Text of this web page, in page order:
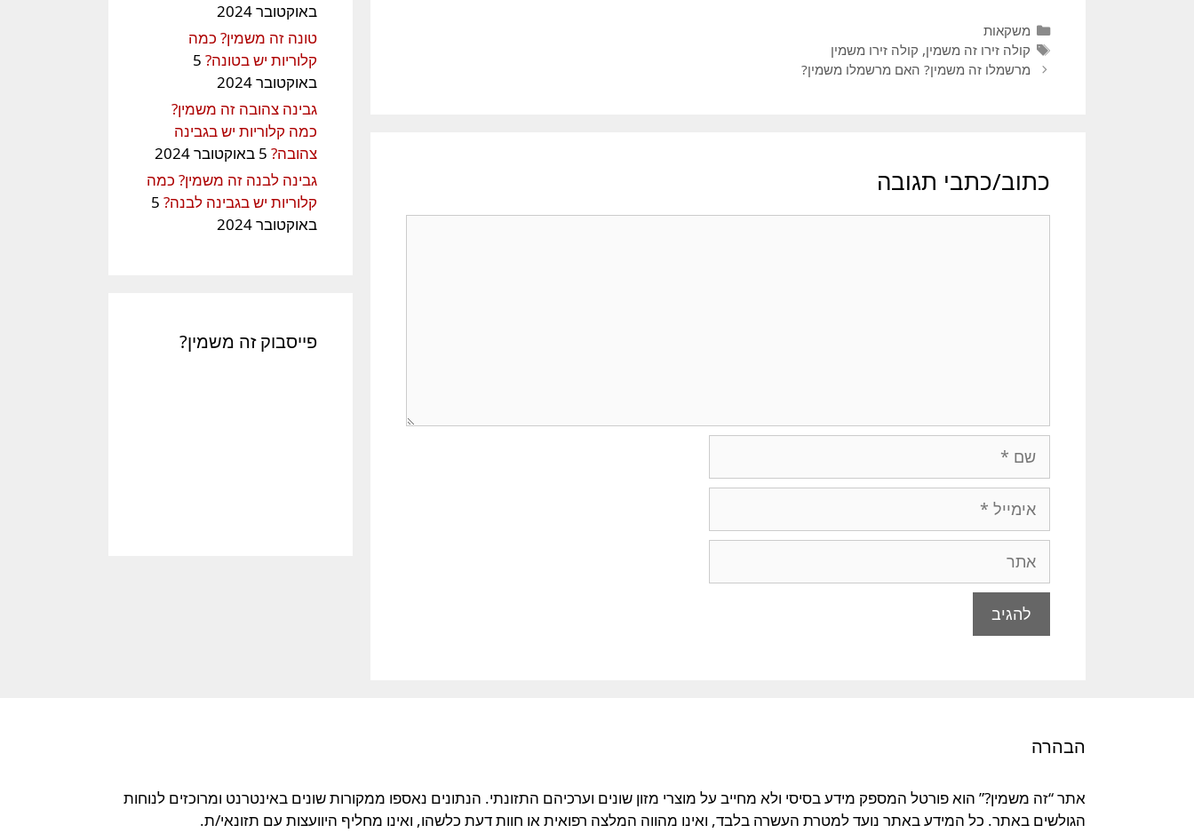
משקאות
קולה זירו זה משמין, קולה זירו משמין
מרשמלו זה משמין? האם מרשמלו משמין?
כתוב/כתבי תגובה
באוקטובר 2024
טונה זה משמין? כמה
קלוריות יש בטונה? 5
באוקטובר 2024
גבינה צהובה זה משמין?
כמה קלוריות יש בגבינה
צהובה? 5 באוקטובר 2024
גבינה לבנה זה משמין? כמה
קלוריות יש בגבינה לבנה? 5
באוקטובר 2024
פייסבוק זה משמין?
הבהרה
אתר “זה משמין?” הוא פורטל המספק מידע בסיסי ולא מחייב על מוצרי מזון שונים וערכיהם התזונתי. הנתונים נאספו ממקורות שונים באינטרנט ומרוכזים לנוחות
הגולשים באתר. כל המידע באתר נועד למטרת העשרה בלבד, ואינו מהווה המלצה רפואית או חוות דעת כלשהו, ואינו מחליף היוועצות עם תזונאי/ת.